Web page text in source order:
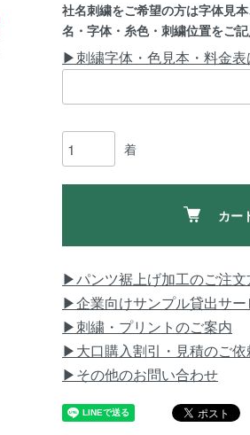
社名刺繍をご希望の方は字体見
名・字体・糸色・刺繍位置をご記
▶刺繍字体・色見本・料金表
着
カー
▶パンツ裾上げ加工のご注文
▶企業向けサンプル貸出サー
▶刺繍・プリントのご案内
▶大口購入割引・見積のご依
▶その他のお問い合わせ